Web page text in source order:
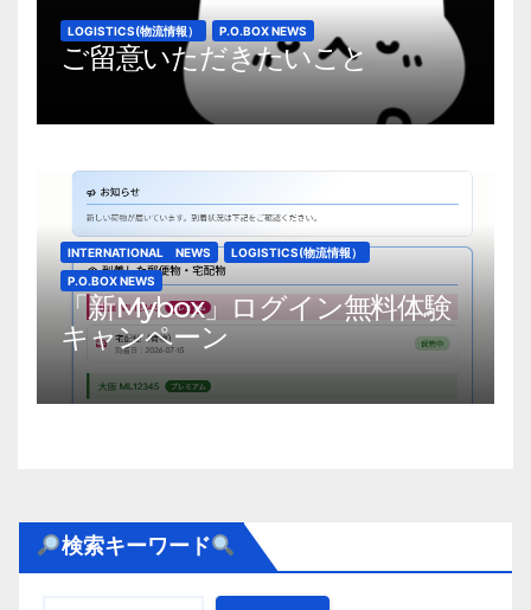
LOGISTICS(物流情報） P.O.BOX NEWS
ご留意いただきたいこと
INTERNATIONAL NEWS
LOGISTICS(物流情報）
P.O.BOX NEWS
「新Mybox」ログイン無料体験
キャンペーン
検索キーワード